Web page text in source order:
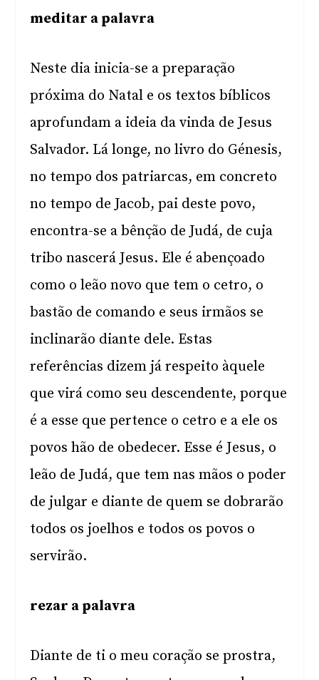
meditar a palavra
Neste dia inicia-se a preparação
próxima do Natal e os textos bíblicos
aprofundam a ideia da vinda de Jesus
Salvador. Lá longe, no livro do Génesis,
no tempo dos patriarcas, em concreto
no tempo de Jacob, pai deste povo,
encontra-se a bênção de Judá, de cuja
tribo nascerá Jesus. Ele é abençoado
como o leão novo que tem o cetro, o
bastão de comando e seus irmãos se
inclinarão diante dele. Estas
referências dizem já respeito àquele
que virá como seu descendente, porque
é a esse que pertence o cetro e a ele os
povos hão de obedecer. Esse é Jesus, o
leão de Judá, que tem nas mãos o poder
de julgar e diante de quem se dobrarão
todos os joelhos e todos os povos o
servirão.
rezar a palavra
Diante de ti o meu coração se prostra,